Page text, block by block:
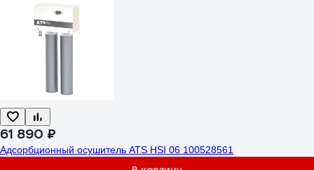
61 890 ₽
Адсорбционный осушитель ATS HSI 06 100528561